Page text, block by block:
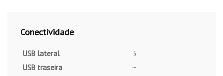
Conectividade
USB lateral
3
USB traseira
~